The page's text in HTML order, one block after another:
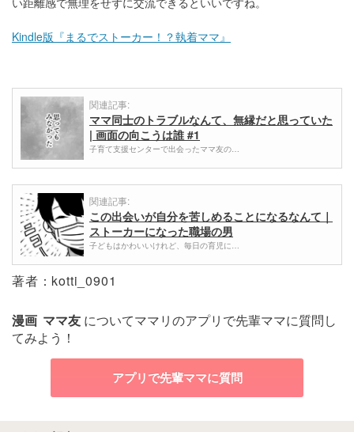
Kindle版『まるでストーカー！？執着ママ』
関連記事:
ママ同士のトラブルなんて、無縁だと思っていた
| 画面の向こうは誰 #1
子育て支援センターで出会ったママ友の…
関連記事:
この出会いが自分を苦しめることになるなんて｜
ストーカーになった職場の男
子どもはかわいいけれど、毎日の育児に…
著者：kotti_0901
漫画 ママ友 についてママリのアプリで先輩ママに質問し
てみよう！
アプリで先輩ママに質問